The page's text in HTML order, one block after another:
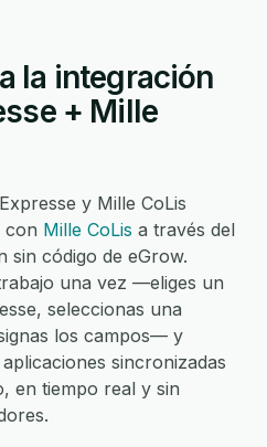
la integración
+ Mille
y Mille CoLis
con Mille CoLis a través del
sin código de eGrow.
una vez —eliges un
seleccionas una
los campos— y
sincronizadas
en tiempo real y sin